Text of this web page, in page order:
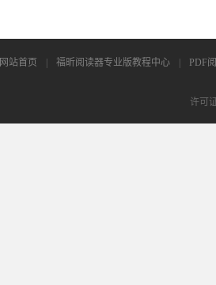
网站首页 福昕阅读器专业版教程中心 PDF
许可